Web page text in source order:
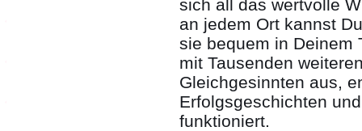
sich all das wertvolle
an jedem Ort kannst
sie bequem in Deinem
mit Tausenden
Gleichgesinnten aus,
Erfolgsgeschichten
funktioniert.